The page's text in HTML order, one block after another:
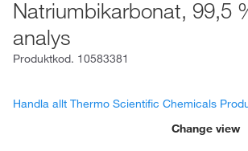
Natriumbikarbonat, 99,5
analys
Produktkod. 10583381
Handla allt Thermo Scientific Chemicals
Change view